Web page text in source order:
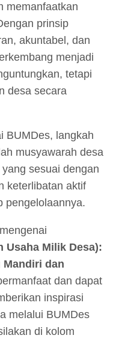
memanfaatkan
prinsip
akuntabel, dan
menjadi
tetapi
desa secara
BUMDes, langkah
musyawarah desa
sesuai dengan
keterlibatan aktif
pengelolaannya.
Usaha Milik Desa):
Mandiri dan
dan dapat
inspirasi
melalui BUMDes
di kolom